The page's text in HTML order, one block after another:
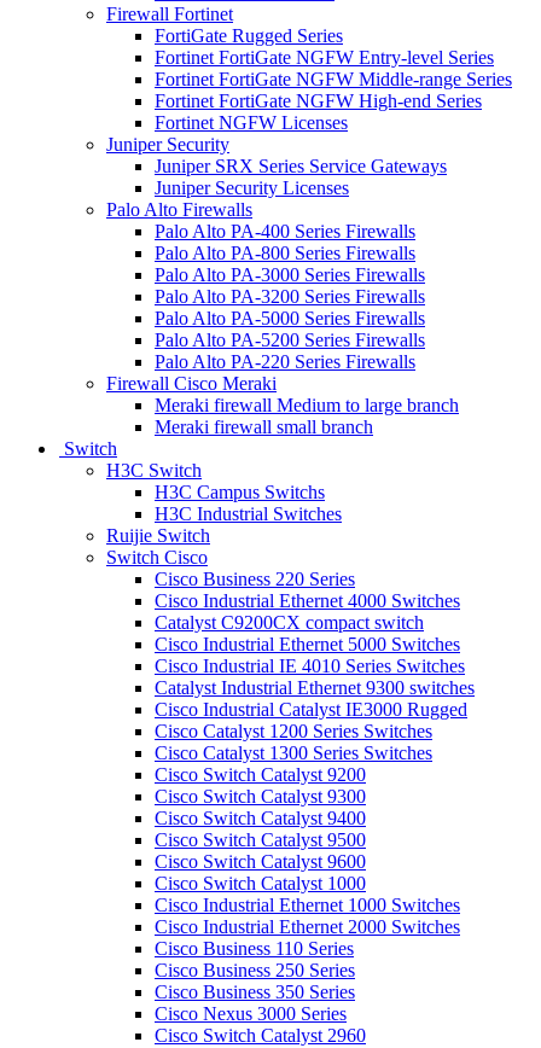
Firewall Fortinet
FortiGate Rugged Series
Fortinet FortiGate NGFW Entry-level Series
Fortinet FortiGate NGFW Middle-range Series
Fortinet FortiGate NGFW High-end Series
Fortinet NGFW Licenses
Juniper Security
Juniper SRX Series Service Gateways
Juniper Security Licenses
Palo Alto Firewalls
Palo Alto PA-400 Series Firewalls
Palo Alto PA-800 Series Firewalls
Palo Alto PA-3000 Series Firewalls
Palo Alto PA-3200 Series Firewalls
Palo Alto PA-5000 Series Firewalls
Palo Alto PA-5200 Series Firewalls
Palo Alto PA-220 Series Firewalls
Firewall Cisco Meraki
Meraki firewall Medium to large branch
Meraki firewall small branch
Switch
H3C Switch
H3C Campus Switchs
H3C Industrial Switches
Ruijie Switch
Switch Cisco
Cisco Business 220 Series
Cisco Industrial Ethernet 4000 Switches
Catalyst C9200CX compact switch
Cisco Industrial Ethernet 5000 Switches
Cisco Industrial IE 4010 Series Switches
Catalyst Industrial Ethernet 9300 switches
Cisco Industrial Catalyst IE3000 Rugged
Cisco Catalyst 1200 Series Switches
Cisco Catalyst 1300 Series Switches
Cisco Switch Catalyst 9200
Cisco Switch Catalyst 9300
Cisco Switch Catalyst 9400
Cisco Switch Catalyst 9500
Cisco Switch Catalyst 9600
Cisco Switch Catalyst 1000
Cisco Industrial Ethernet 1000 Switches
Cisco Industrial Ethernet 2000 Switches
Cisco Business 110 Series
Cisco Business 250 Series
Cisco Business 350 Series
Cisco Nexus 3000 Series
Cisco Switch Catalyst 2960